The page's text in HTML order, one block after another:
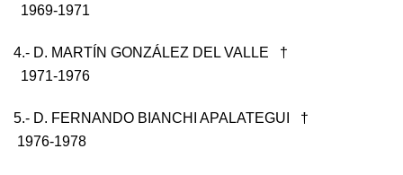
1969-1971
4.- D. MARTÍN GONZÁLEZ DEL VALLE †
1971-1976
5.- D. FERNANDO BIANCHI APALATEGUI †
1976-1978